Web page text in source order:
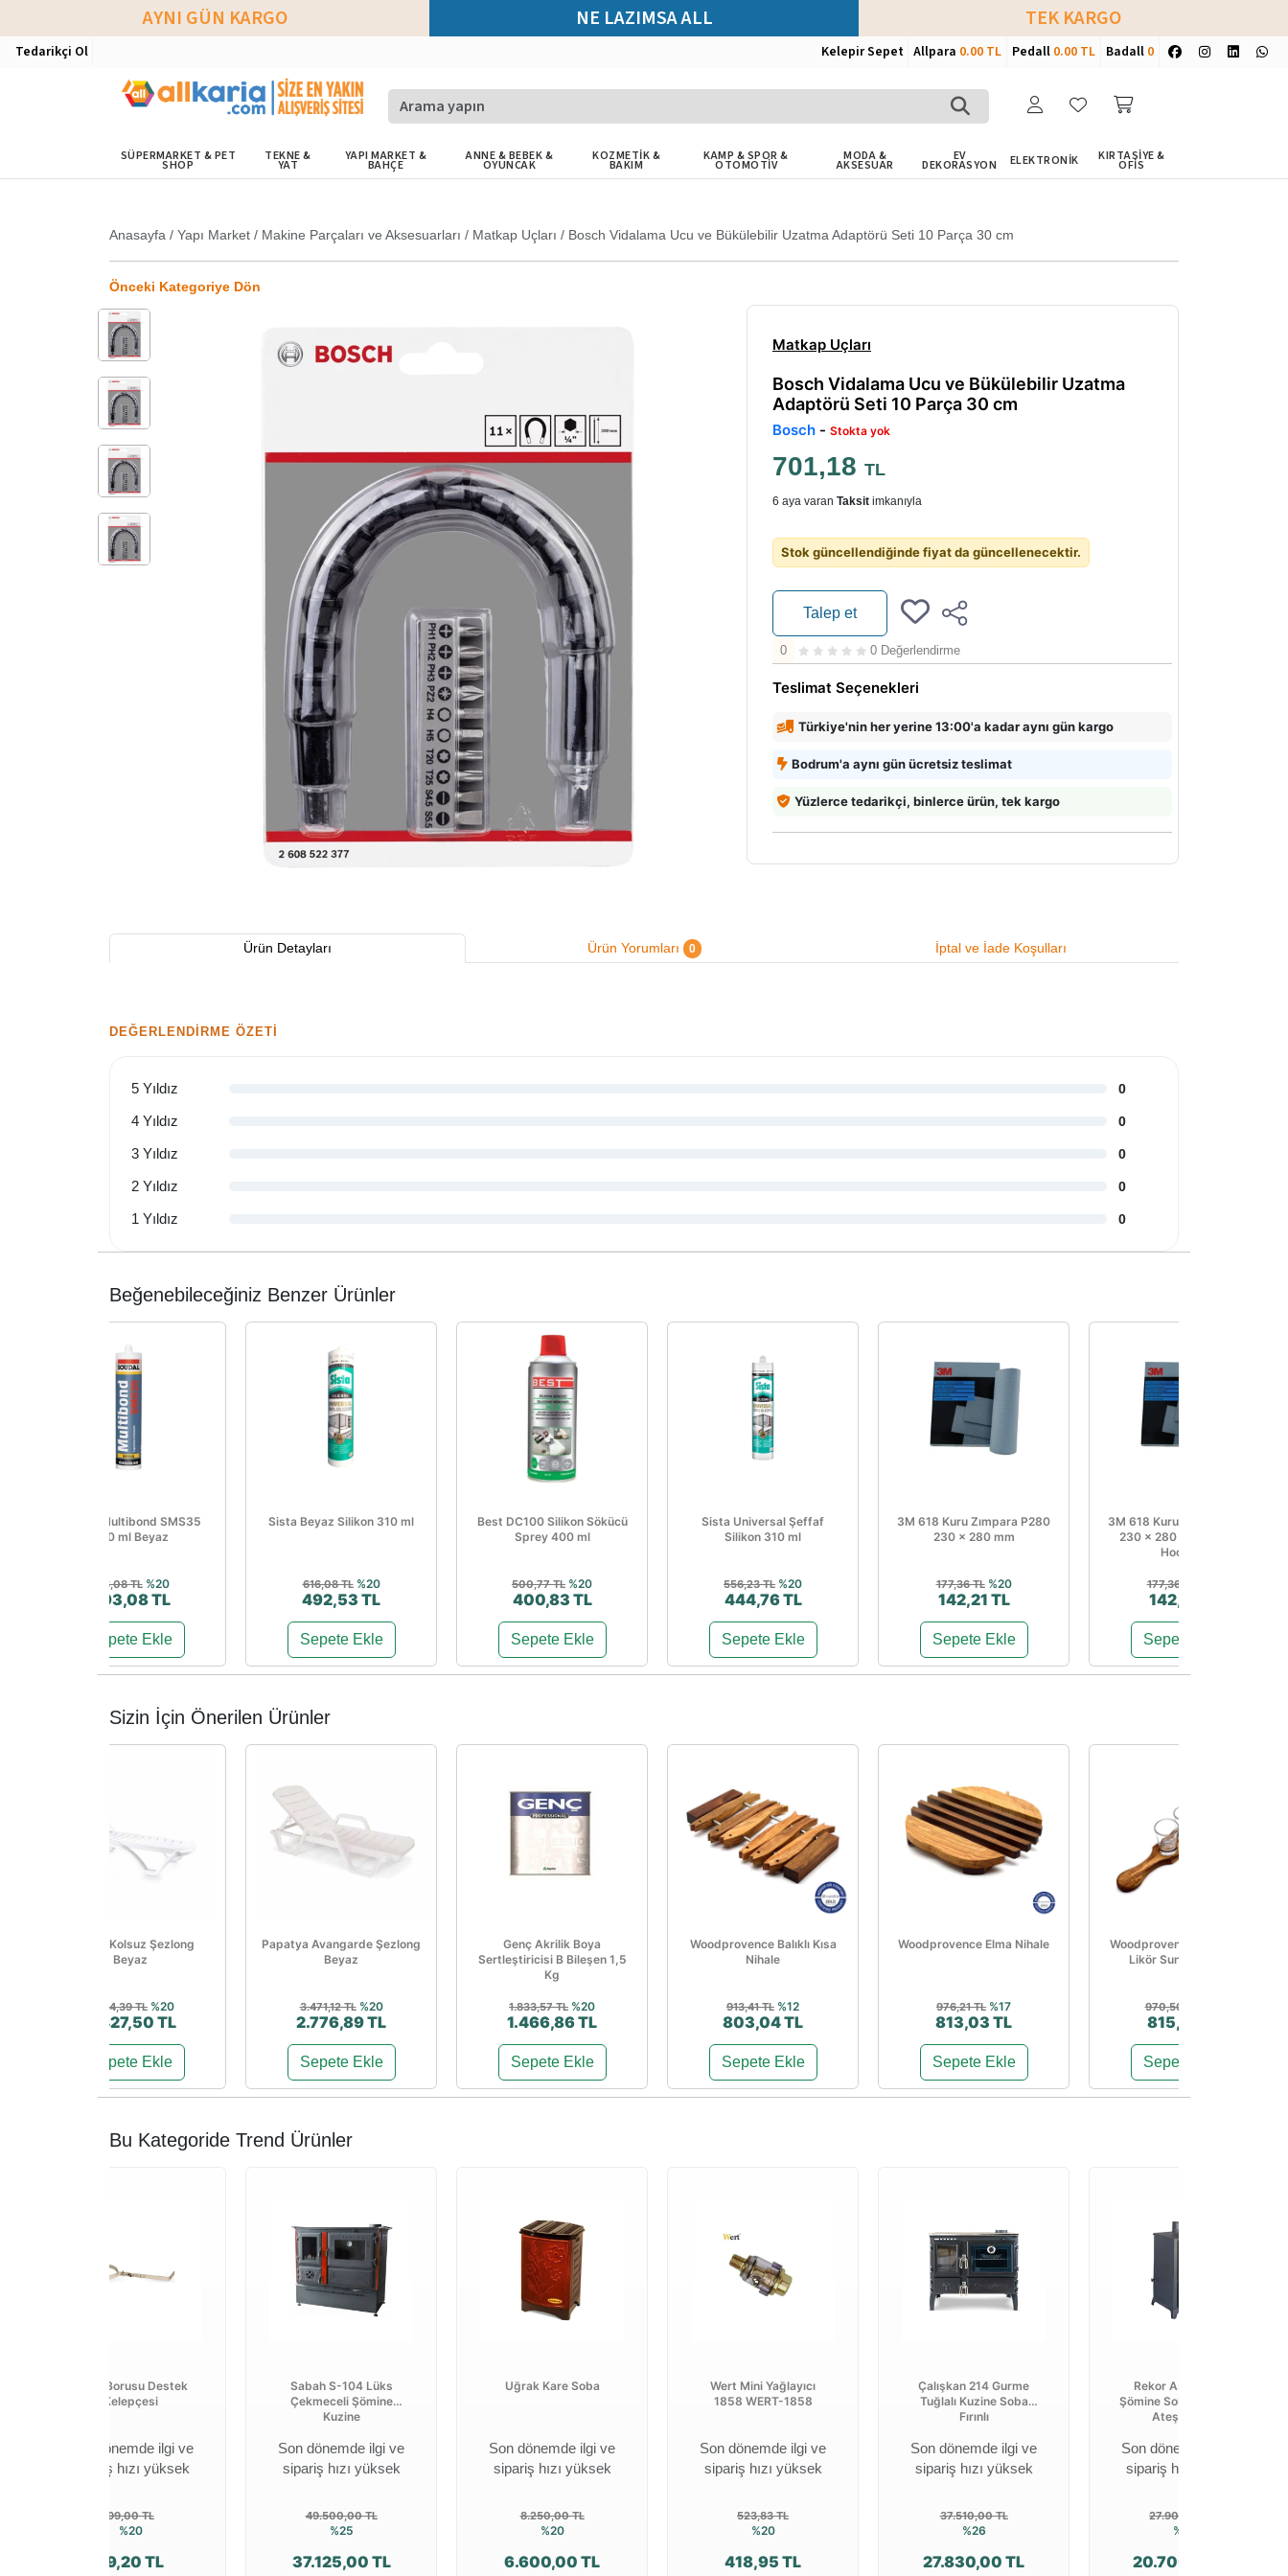
AYNI GÜN KARGO NE LAZIMSA ALL TEK KARGO
Tedarikçi Ol Kelepir Sepet Allpara 0.00 TL Pedall 0.00 TL Badall 0
SÜPERMARKET & PET
SHOP
TEKNE &
YAT
YAPI MARKET &
BAHÇE
ANNE & BEBEK &
OYUNCAK
KOZMETİK &
BAKIM
KAMP & SPOR &
OTOMOTİV
MODA &
AKSESUAR
EV
DEKORASYON ELEKTRONİK KIRTASİYE &
OFİS
Anasayfa / Yapı Market / Makine Parçaları ve Aksesuarları / Matkap Uçları / Bosch Vidalama Ucu ve Bükülebilir Uzatma Adaptörü Seti 10 Parça 30 cm
Önceki Kategoriye Dön
Matkap Uçları
Bosch Vidalama Ucu ve Bükülebilir Uzatma
Adaptörü Seti 10 Parça 30 cm
Bosch - Stokta yok
701,18 TL
6 aya varan Taksit imkanıyla
Stok güncellendiğinde fiyat da güncellenecektir.
Talep et
0 0 Değerlendirme
Teslimat Seçenekleri
Türkiye'nin her yerine 13:00'a kadar aynı gün kargo
Bodrum'a aynı gün ücretsiz teslimat
Yüzlerce tedarikçi, binlerce ürün, tek kargo
Ürün Detayları Ürün Yorumları 0 İptal ve İade Koşulları
DEĞERLENDIRME ÖZETI
5 Yıldız 0
4 Yıldız 0
3 Yıldız 0
2 Yıldız 0
1 Yıldız 0
Beğenebileceğiniz Benzer Ürünler
Soudal Multibond SMS35
290 ml Beyaz
616,08 TL %20
493,08 TL
Sepete Ekle
Sista Beyaz Silikon 310 ml
616,08 TL %20
492,53 TL
Sepete Ekle
Best DC100 Silikon Sökücü
Sprey 400 ml
500,77 TL %20
400,83 TL
Sepete Ekle
Sista Universal Şeffaf
Silikon 310 ml
556,23 TL %20
444,76 TL
Sepete Ekle
3M 618 Kuru Zımpara P280
230 × 280 mm
177,36 TL %20
142,21 TL
Sepete Ekle
3M 618 Kuru Zımpara P400
230 × 280 mm Zımpara
Hookit ...
177,36 TL
142,21 TL
Sepete Ekle
Sizin İçin Önerilen Ürünler
Sunset Kolsuz Şezlong
Beyaz
5.534,39 TL %20
4.427,50 TL
Sepete Ekle
Papatya Avangarde Şezlong
Beyaz
3.471,12 TL %20
2.776,89 TL
Sepete Ekle
Genç Akrilik Boya
Sertleştiricisi B Bileşen 1,5
Kg
1.833,57 TL %20
1.466,86 TL
Sepete Ekle
Woodprovence Balıklı Kısa
Nihale
913,41 TL %12
803,04 TL
Sepete Ekle
Woodprovence Elma Nihale
976,21 TL %17
813,03 TL
Sepete Ekle
Woodprovence 6'lı Shot Ve
Likör Sunum Tablası
970,50 TL
815,89 TL
Sepete Ekle
Bu Kategoride Trend Ürünler
Soba Borusu Destek
Kelepçesi
Son dönemde ilgi ve
sipariş hızı yüksek
99,00 TL
%20
79,20 TL
Sabah S-104 Lüks
Çekmeceli Şömine
Kuzine
Son dönemde ilgi ve
sipariş hızı yüksek
49.500,00 TL
%25
37.125,00 TL
Uğrak Kare Soba
Son dönemde ilgi ve
sipariş hızı yüksek
8.250,00 TL
%20
6.600,00 TL
Wert Mini Yağlayıcı
1858 WERT-1858
Son dönemde ilgi ve
sipariş hızı yüksek
523,83 TL
%20
418,95 TL
Çalışkan 214 Gurme
Tuğlalı Kuzine Soba
Fırınlı
Son dönemde ilgi ve
sipariş hızı yüksek
37.510,00 TL
%26
27.830,00 TL
Rekor Asia Döküm
Şömine Soba Mat Siyah
Ateş Tuğlalı
Son dönemde ilgi ve
sipariş hızı yüksek
27.900,00 TL
%26
20.700,00 TL